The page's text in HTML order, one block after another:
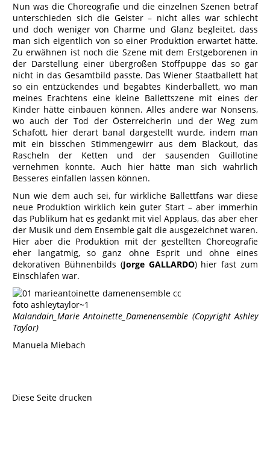
Nun was die Choreografie und die einzelnen Szenen betraf
unterschieden sich die Geister – nicht alles war schlecht
und doch weniger von Charme und Glanz begleitet, dass
man sich eigentlich von so einer Produktion erwartet hätte.
Zu erwähnen ist noch die Szene mit dem Erstgeborenen in
der Darstellung einer übergroßen Stoffpuppe das so gar
nicht in das Gesamtbild passte. Das Wiener Staatballett hat
so ein entzückendes und begabtes Kinderballett, wo man
meines Erachtens eine kleine Ballettszene mit eines der
Kinder hätte einbauen können. Alles andere war Nonsens,
wo auch der Tod der Österreicherin und der Weg zum
Schafott, hier derart banal dargestellt wurde, indem man
mit ein bisschen Stimmengewirr aus dem Blackout, das
Rascheln der Ketten und der sausenden Guillotine
vernehmen konnte. Auch hier hätte man sich wahrlich
Besseres einfallen lassen können.
Nun wie dem auch sei, für wirkliche Ballettfans war diese
neue Produktion wirklich kein guter Start – aber immerhin
das Publikum hat es gedankt mit viel Applaus, das aber eher
der Musik und dem Ensemble galt die ausgezeichnet waren.
Hier aber die Produktion mit der gestellten Choreografie
eher langatmig, so ganz ohne Esprit und ohne eines
dekorativen Bühnenbilds (Jorge GALLARDO) hier fast zum
Einschlafen war.
Malandain_Marie Antoinette_Damenensemble (Copyright Ashley
Taylor)
Manuela Miebach
Diese Seite drucken